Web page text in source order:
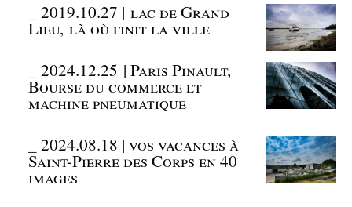
_2019.10.27 | lac de Grand
Lieu, là où finit la ville
_2024.12.25 | Paris Pinault,
Bourse du commerce et
machine pneumatique
_2024.08.18 | vos vacances à
Saint-Pierre des Corps en 40
images